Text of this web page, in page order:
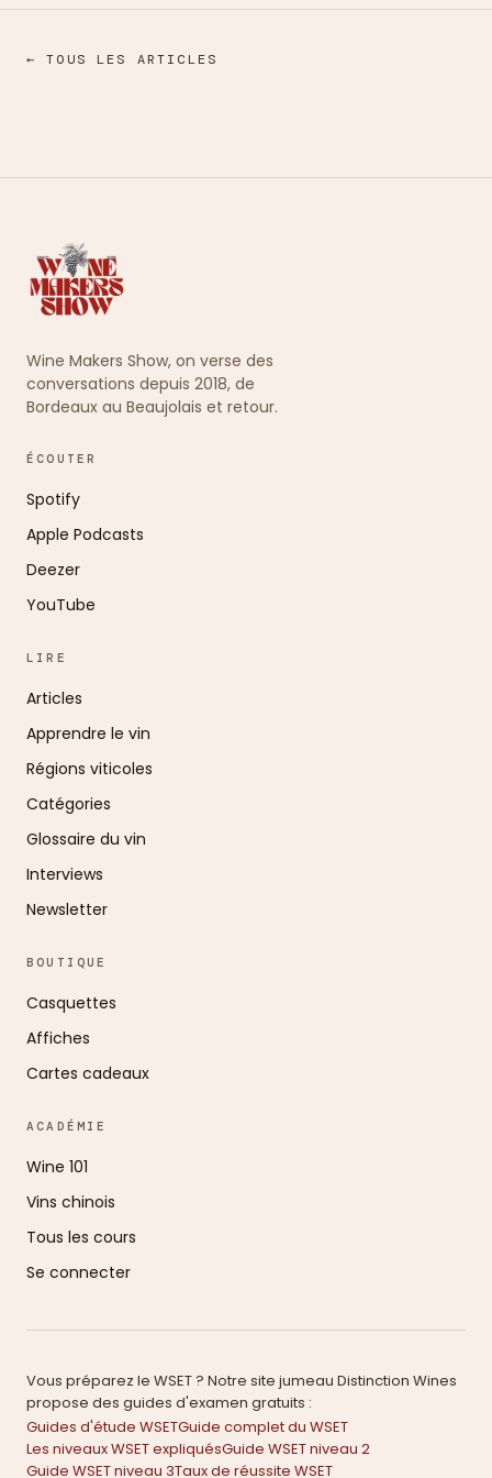
← TOUS LES ARTICLES
Wine Makers Show, on verse des
conversations depuis 2018, de
Bordeaux au Beaujolais et retour.
ÉCOUTER
Spotify
Apple Podcasts
Deezer
YouTube
LIRE
Articles
Apprendre le vin
Régions viticoles
Catégories
Glossaire du vin
Interviews
Newsletter
BOUTIQUE
Casquettes
Affiches
Cartes cadeaux
ACADÉMIE
Wine 101
Vins chinois
Tous les cours
Se connecter
Vous préparez le WSET ? Notre site jumeau Distinction Wines
propose des guides d'examen gratuits :
Guides d'étude WSETGuide complet du WSET
Les niveaux WSET expliquésGuide WSET niveau 2
Guide WSET niveau 3Taux de réussite WSET